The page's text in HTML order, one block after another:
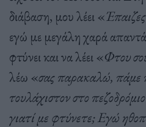
διάβαση, μου λέει «
εγώ με μεγάλη χαρά
φτύνει και να λέει «Φτου
λέω «σας παρακαλώ, πάμε
τουλάχιστον στο πεζοδρόμιο
γιατί με φτύνετε; Εγώ